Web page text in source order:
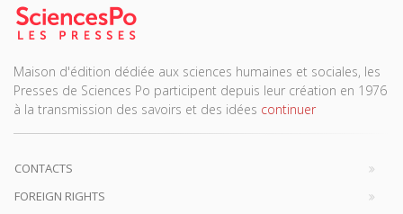
Maison d'édition dédiée aux sciences humaines et sociales, les
Presses de Sciences Po participent depuis leur création en 1976
à la transmission des savoirs et des idées continuer
CONTACTS
FOREIGN RIGHTS